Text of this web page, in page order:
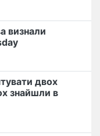
визнали
двох
знайшли в